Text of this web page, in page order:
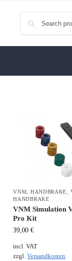
VNM, HANDBRAKE,
HANDBRAKE
VNM Simulation
Pro Kit
39,00€
incl. VAT
zzgl.Versandkosten